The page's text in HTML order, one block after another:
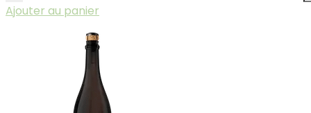
Ajouter au panier